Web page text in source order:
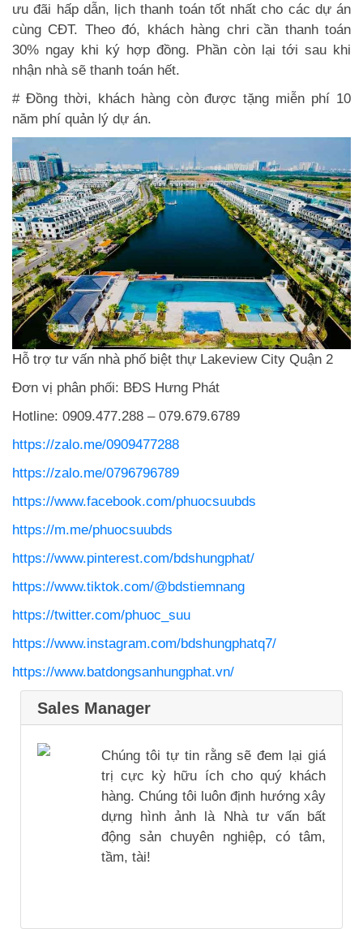
ưu đãi hấp dẫn, lịch thanh toán tốt nhất cho các dự án
cùng CĐT. Theo đó, khách hàng chri cần thanh toán
30% ngay khi ký hợp đồng. Phần còn lại tới sau khi
nhận nhà sẽ thanh toán hết.
# Đồng thời, khách hàng còn được tặng miễn phí 10
năm phí quản lý dự án.
Hỗ trợ tư vấn nhà phố biệt thự Lakeview City Quận 2
Đơn vị phân phối: BĐS Hưng Phát
Hotline: 0909.477.288 – 079.679.6789
https://zalo.me/0909477288
https://zalo.me/0796796789
https://www.facebook.com/phuocsuubds
https://m.me/phuocsuubds
https://www.pinterest.com/bdshungphat/
https://www.tiktok.com/@bdstiemnang
https://twitter.com/phuoc_suu
https://www.instagram.com/bdshungphatq7/
https://www.batdongsanhungphat.vn/
Sales Manager
Chúng tôi tự tin rằng sẽ đem lại giá
trị cực kỳ hữu ích cho quý khách
hàng. Chúng tôi luôn định hướng xây
dựng hình ảnh là Nhà tư vấn bất
động sản chuyên nghiệp, có tâm,
tầm, tài!